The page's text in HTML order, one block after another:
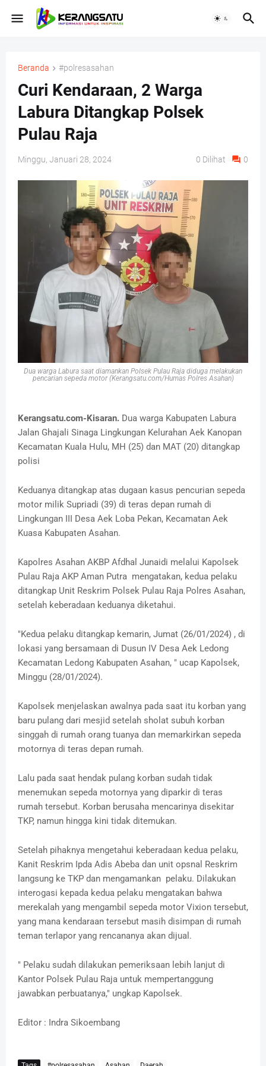
Beranda #polresasahan
Curi Kendaraan, 2 Warga
Labura Ditangkap Polsek
Pulau Raja
Minggu, Januari 28, 2024 0 Dilihat 0
Dua warga Labura saat diamankan Polsek Pulau Raja diduga melakukan
pencarian sepeda motor (Kerangsatu.com/Humas Polres Asahan)
Kerangsatu.com-Kisaran. Dua warga Kabupaten Labura
Jalan Ghajali Sinaga Lingkungan Kelurahan Aek Kanopan
Kecamatan Kuala Hulu, MH (25) dan MAT (20) ditangkap
polisi
Keduanya ditangkap atas dugaan kasus pencurian sepeda
motor milik Supriadi (39) di teras depan rumah di
Lingkungan III Desa Aek Loba Pekan, Kecamatan Aek
Kuasa Kabupaten Asahan.
Kapolres Asahan AKBP Afdhal Junaidi melalui Kapolsek
Pulau Raja AKP Aman Putra mengatakan, kedua pelaku
ditangkap Unit Reskrim Polsek Pulau Raja Polres Asahan,
setelah keberadaan keduanya diketahui.
"Kedua pelaku ditangkap kemarin, Jumat (26/01/2024) , di
lokasi yang bersamaan di Dusun IV Desa Aek Ledong
Kecamatan Ledong Kabupaten Asahan, " ucap Kapolsek,
Minggu (28/01/2024).
Kapolsek menjelaskan awalnya pada saat itu korban yang
baru pulang dari mesjid setelah sholat subuh korban
singgah di rumah orang tuanya dan memarkirkan sepeda
motornya di teras depan rumah.
Lalu pada saat hendak pulang korban sudah tidak
menemukan sepeda motornya yang diparkir di teras
rumah tersebut. Korban berusaha mencarinya disekitar
TKP, namun hingga kini tidak ditemukan.
Setelah pihaknya mengetahui keberadaan kedua pelaku,
Kanit Reskrim Ipda Adis Abeba dan unit opsnal Reskrim
langsung ke TKP dan mengamankan pelaku. Dilakukan
interogasi kepada kedua pelaku mengatakan bahwa
merekalah yang mengambil sepeda motor Vixion tersebut,
yang mana kendaraan tersebut masih disimpan di rumah
teman terlapor yang rencananya akan dijual.
" Pelaku sudah dilakukan pemeriksaan lebih lanjut di
Kantor Polsek Pulau Raja untuk mempertanggung
jawabkan perbuatanya," ungkap Kapolsek.
Editor : Indra Sikoembang